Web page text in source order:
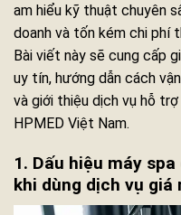
am hiểu kỹ thuật chuyên
doanh và tốn kém chi phí
Bài viết này sẽ cung cấp
uy tín, hướng dẫn cách
và giới thiệu dịch vụ hỗ
HPMED Việt Nam.
1. Dấu hiệu máy
khi dùng dịch vụ giá